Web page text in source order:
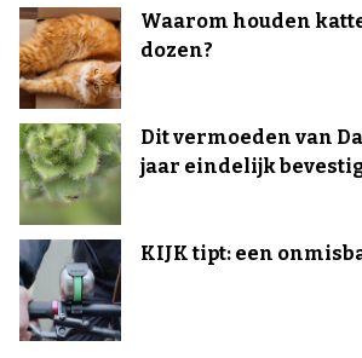
Waarom houden
dozen?
Dit vermoeden van
jaar eindelijk
KIJK tipt: een